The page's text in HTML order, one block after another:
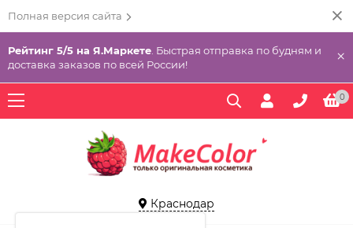
Полная версия сайта
Рейтинг 5/5 на Я.Маркете . Быстрая отправка по будням и
доставка заказов по всей России!
×
0
Краснодар